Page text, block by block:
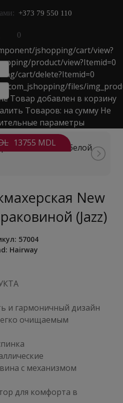
+373 79 550 110
0
jshopping/cart/view?
product/view?Itemid=0
cart/delete?Itemid=0
com_jshopping/files/
Товар добавлен в корзину
Товаров: на сумму Не
параметры
С КРЕСЛОМ
> Каталог >
красоты > мойка с креслом >
York с белой раковиной (Jazz)
13755 MDL
New
(Jazz)
57004
Hairway
и гармоничный дизайн
очищаемым
с механизмом
для комфорта в